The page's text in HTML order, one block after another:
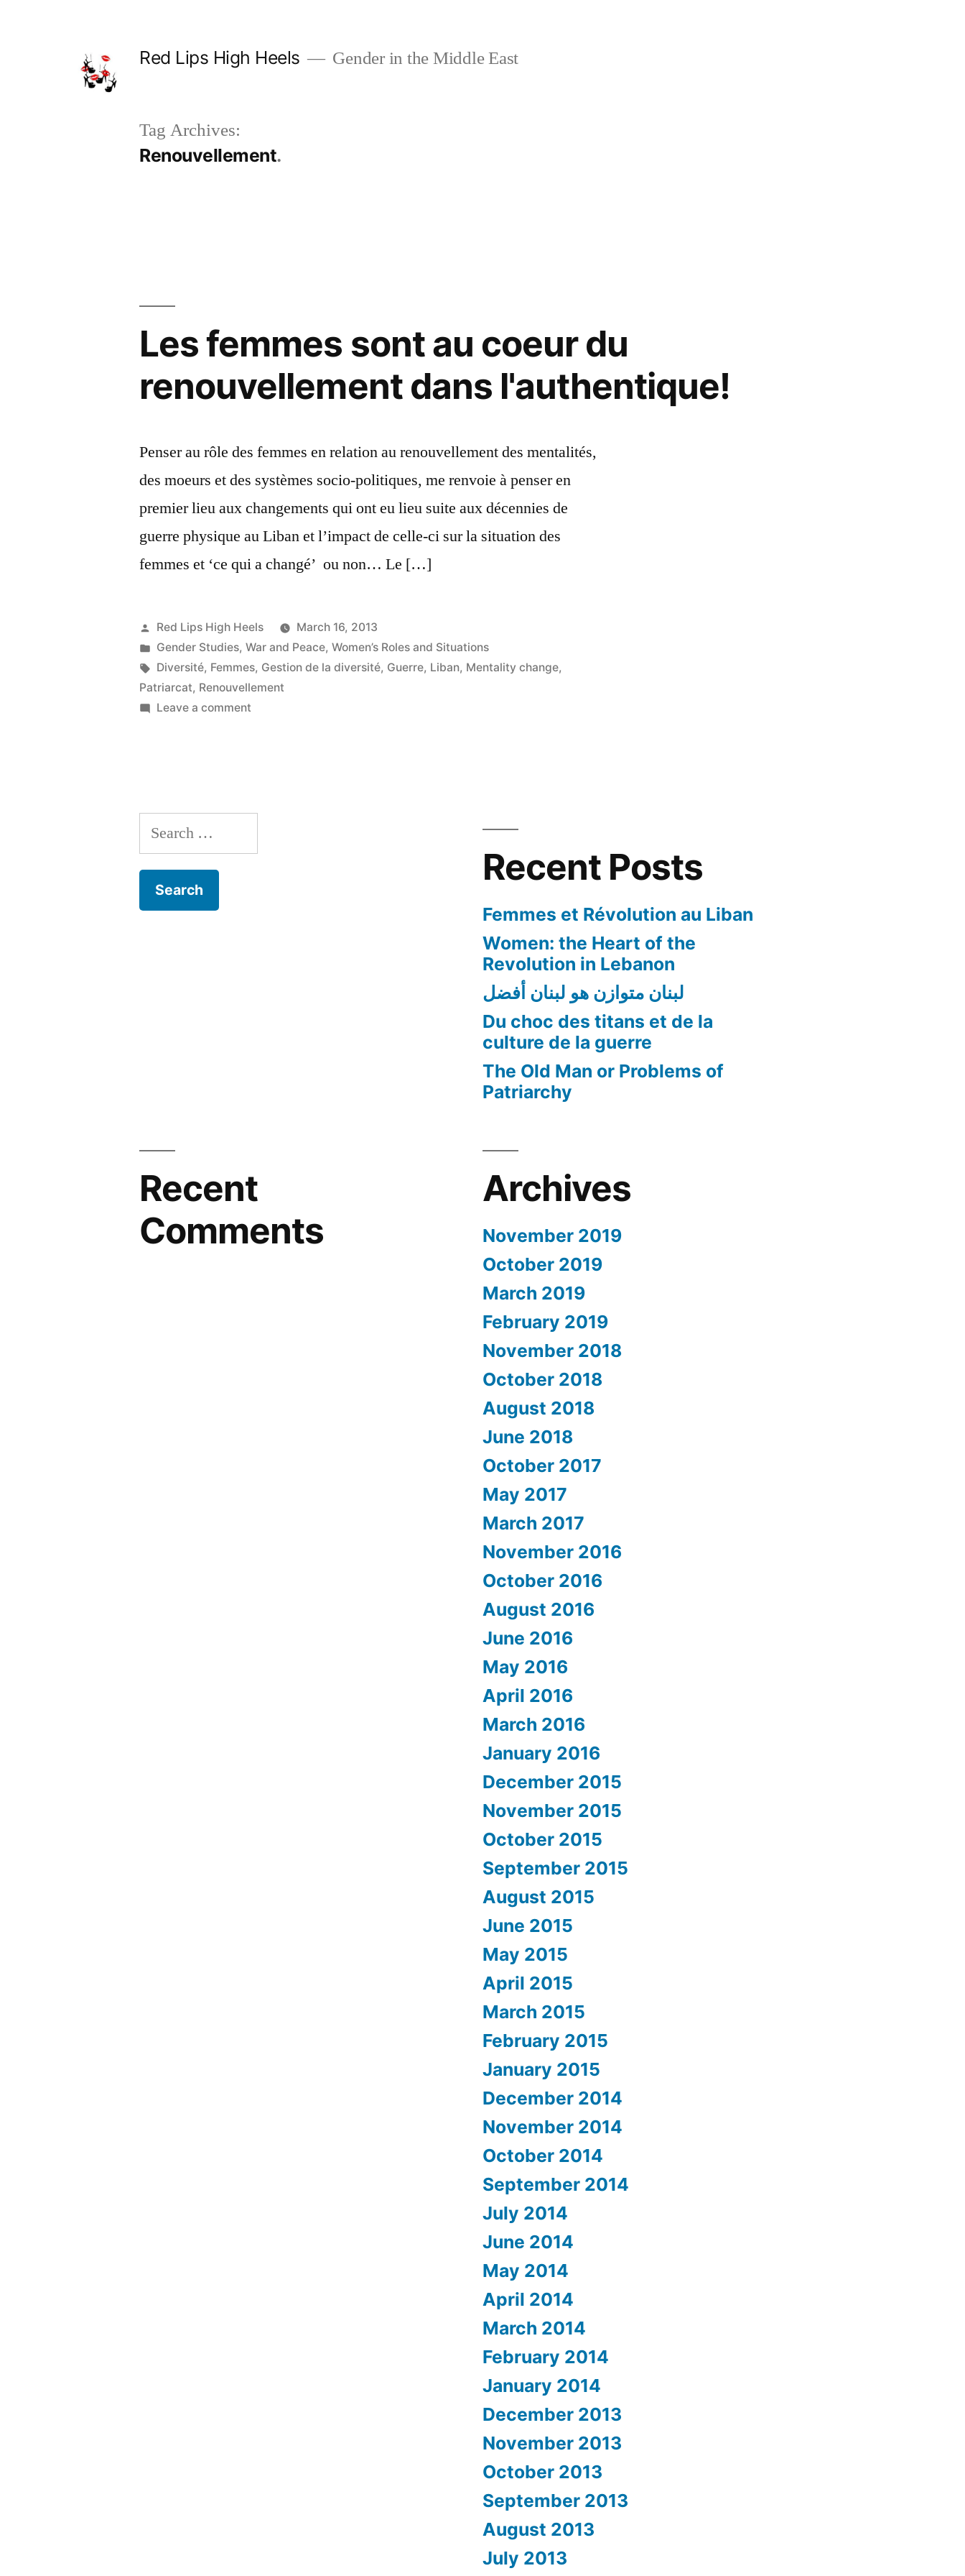
Red Lips High Heels Gender in the Middle East
Tag Archives:
Renouvellement
Les femmes sont au coeur du
renouvellement dans l'authentique!
Penser au rôle des femmes en relation au renouvellement des mentalités,
des moeurs et des systèmes socio-politiques, me renvoie à penser en
premier lieu aux changements qui ont eu lieu suite aux décennies de
guerre physique au Liban et l’impact de celle-ci sur la situation des
femmes et ‘ce qui a changé’ ou non… Le […]
Posted
by
Red Lips High Heels
March 16, 2013
Posted
in
Gender Studies,War and Peace,Women’s Roles and Situations
Tags:
Diversité, Femmes, Gestion de la diversité, Guerre, Liban, Mentality change,
Patriarcat, Renouvellement
Leave a comment
Search
for:
Recent Posts
Femmes et Révolution au Liban
Women: the Heart of the
Revolution in Lebanon
لبنان متوازن هو لبنان أفضل
Du choc des titans et de la
culture de la guerre
The Old Man or Problems of
Patriarchy
Recent
Comments
Archives
November 2019
October 2019
March 2019
February 2019
November 2018
October 2018
August 2018
June 2018
October 2017
May 2017
March 2017
November 2016
October 2016
August 2016
June 2016
May 2016
April 2016
March 2016
January 2016
December 2015
November 2015
October 2015
September 2015
August 2015
June 2015
May 2015
April 2015
March 2015
February 2015
January 2015
December 2014
November 2014
October 2014
September 2014
July 2014
June 2014
May 2014
April 2014
March 2014
February 2014
January 2014
December 2013
November 2013
October 2013
September 2013
August 2013
July 2013